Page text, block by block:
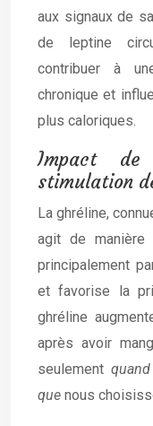
aux signaux de
de leptine
contribuer à
chronique et
plus caloriques.
Impact
stimulation
La ghréline,
agit de manière
principalement
et favorise la
ghréline
après avoir
seulement quand
que nous